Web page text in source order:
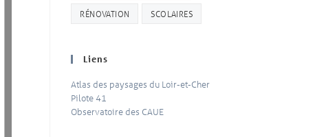
RÉNOVATION SCOLAIRES
Liens
Atlas des paysages du Loir-et-Cher
Pilote 41
Observatoire des CAUE